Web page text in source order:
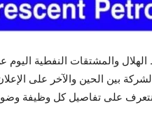
والمشتقات النفطية
بين الحين والآخر على
على تفاصيل كل وظيفة